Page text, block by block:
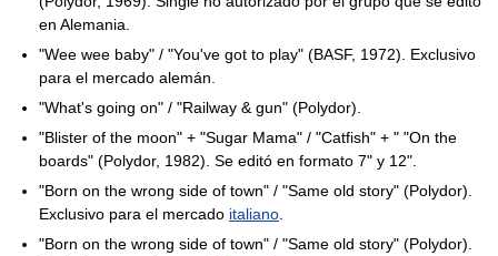
en Alemania.
"Wee wee baby" / "You've got to play" (BASF, 1972). Exclusivo
para el mercado alemán.
"What's going on" / "Railway & gun" (Polydor).
"Blister of the moon" + "Sugar Mama" / "Catfish" + " "On the
boards" (Polydor, 1982). Se editó en formato 7" y 12".
"Born on the wrong side of town" / "Same old story" (Polydor).
Exclusivo para el mercado italiano
"Born on the wrong side of town" / "Same old story" (Polydor).